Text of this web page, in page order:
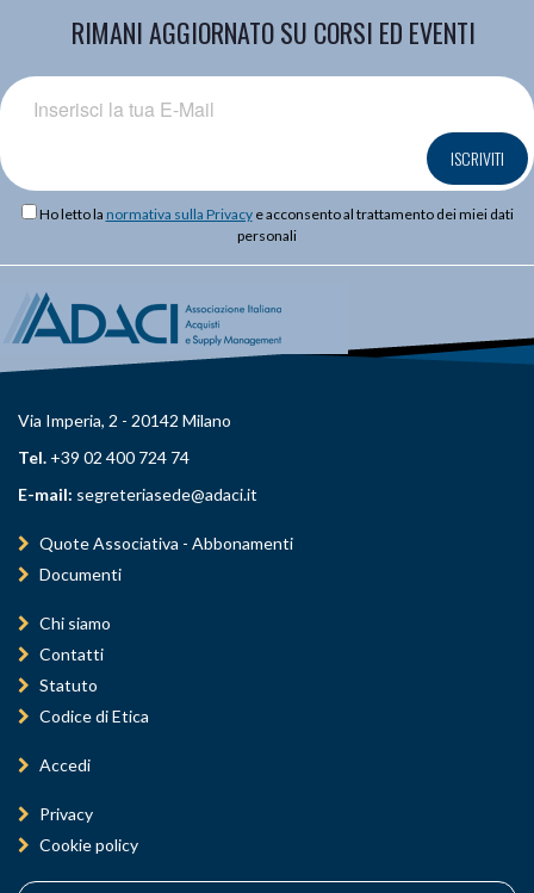
RIMANI AGGIORNATO SU CORSI ED EVENTI
ISCRIVITI
Ho letto la normativa sulla Privacye acconsento al trattamento dei miei dati
personali
Via Imperia, 2 - 20142 Milano
Tel. +39 02 400 724 74
E-mail: segreteriasede@adaci.it
Quote Associativa - Abbonamenti
Documenti
Chi siamo
Contatti
Statuto
Codice di Etica
Accedi
Privacy
Cookie policy